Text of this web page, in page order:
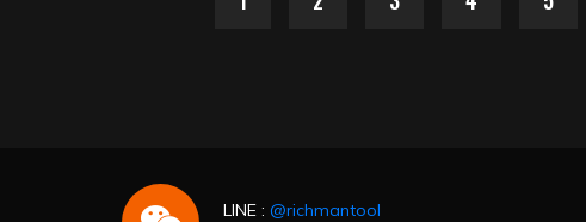
LINE : @richmantool